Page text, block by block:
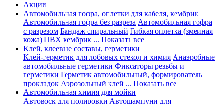
Акции
Автомобильная гофра, оплетки для кабеля, кембрик
Автомобильная гофра без разреза Автомобильная гофра
с разрезом Бандаж спиральный Гибкая оплетка (змеиная
кожа) ПВХ кембрик ... Показать все
Клей, клеевые составы, герметики
Клей-герметик для лобовых стекол и химия Анаэробные
автомобильные герметики Фиксаторы резьбы и
герметики Герметик автомобильный, формирователь
прокладок Аэрозольный клей ... Показать все
Автомобильная химия для мойки
Автовоск для полировки Автошампуни для